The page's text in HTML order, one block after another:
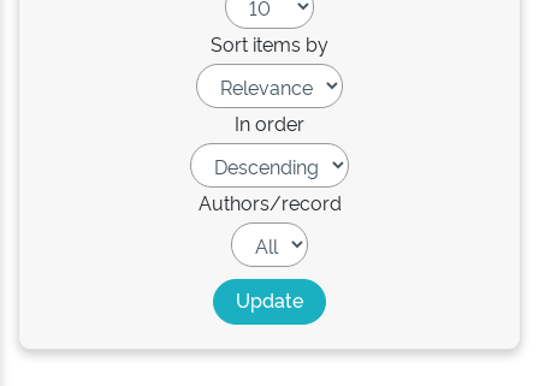
Sort items by
In order
Authors/record